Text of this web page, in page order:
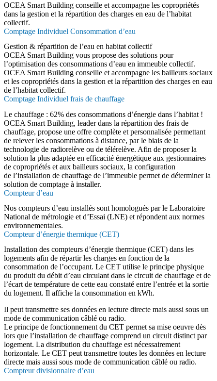
OCEA Smart Building conseille et accompagne les copropriétés
dans la gestion et la répartition des charges en eau de l’habitat
collectif.
Comptage Individuel Consommation d’eau
Gestion & répartition de l’eau en habitat collectif
OCEA Smart Building vous propose des solutions pour
l’optimisation des consommations d’eau en immeuble collectif.
OCEA Smart Building conseille et accompagne les bailleurs sociaux
et les copropriétés dans la gestion et la répartition des charges en eau
de l’habitat collectif.
Comptage Individuel frais de chauffage
Le chauffage : 62% des consommations d’énergie dans l’habitat !
OCEA Smart Building, leader dans la répartition des frais de
chauffage, propose une offre complète et personnalisée permettant
de relever les consommations à distance, par le biais de la
technologie de radiorelève ou de télérelève. Afin de proposer la
solution la plus adaptée en efficacité énergétique aux gestionnaires
de copropriétés et aux bailleurs sociaux, la configuration
de l’installation de chauffage de l’immeuble permet de déterminer la
solution de comptage à installer.
Compteur d’eau
Nos compteurs d’eau installés sont homologués par le Laboratoire
National de métrologie et d’Essai (LNE) et répondent aux normes
environnementales.
Compteur d’énergie thermique (CET)
Installation des compteurs d’énergie thermique (CET) dans les
logements afin de répartir les charges en fonction de la
consommation de l’occupant. Le CET utilise le principe physique
du produit du débit d’eau circulant dans le circuit de chauffage et de
l’écart de température de cette eau constaté entre l’entrée et la sortie
du logement. Il affiche la consommation en kWh.
Il peut transmettre ses données en lecture directe mais aussi sous un
mode de communication câblé ou radio.
Le principe de fonctionnement du CET permet sa mise oeuvre dès
lors que l’installation de chauffage comprend un circuit distinct par
logement. La distribution du chauffage est nécessairement
horizontale. Le CET peut transmettre toutes les données en lecture
directe mais aussi sous mode de communication câblé ou radio.
Compteur divisionnaire d’eau